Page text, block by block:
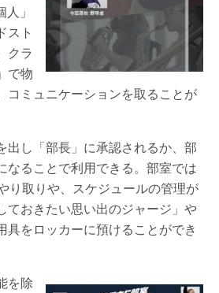
」
スト
クラ
で物
コミュニケーションを取ることが
出し「部長」に承認されるか、部
なることで利用できる。部室では
り取りや、スケジュールの管理が
ておきたい思い出のジャージ」や
具をロッカーに預けることができ
を除